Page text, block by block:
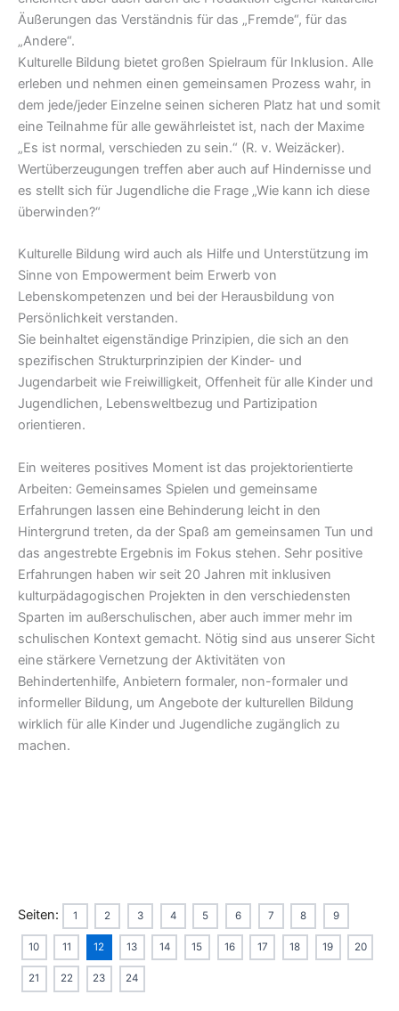
Äußerungen das Verständnis für das „Fremde“, für das
„Andere“.
Kulturelle Bildung bietet großen Spielraum für Inklusion. Alle
erleben und nehmen einen gemeinsamen Prozess wahr, in
dem jede/jeder Einzelne seinen sicheren Platz hat und somit
eine Teilnahme für alle gewährleistet ist, nach der Maxime
„Es ist normal, verschieden zu sein.“ (R. v. Weizäcker).
Wertüberzeugungen treffen aber auch auf Hindernisse und
es stellt sich für Jugendliche die Frage „Wie kann ich diese
überwinden?“
Kulturelle Bildung wird auch als Hilfe und Unterstützung im
Sinne von Empowerment beim Erwerb von
Lebenskompetenzen und bei der Herausbildung von
Persönlichkeit verstanden.
Sie beinhaltet eigenständige Prinzipien, die sich an den
spezifischen Strukturprinzipien der Kinder- und
Jugendarbeit wie Freiwilligkeit, Offenheit für alle Kinder und
Jugendlichen, Lebensweltbezug und Partizipation
orientieren.
Ein weiteres positives Moment ist das projektorientierte
Arbeiten: Gemeinsames Spielen und gemeinsame
Erfahrungen lassen eine Behinderung leicht in den
Hintergrund treten, da der Spaß am gemeinsamen Tun und
das angestrebte Ergebnis im Fokus stehen. Sehr positive
Erfahrungen haben wir seit 20 Jahren mit inklusiven
kulturpädagogischen Projekten in den verschiedensten
Sparten im außerschulischen, aber auch immer mehr im
schulischen Kontext gemacht. Nötig sind aus unserer Sicht
eine stärkere Vernetzung der Aktivitäten von
Behindertenhilfe, Anbietern formaler, non-formaler und
informeller Bildung, um Angebote der kulturellen Bildung
wirklich für alle Kinder und Jugendliche zugänglich zu
machen.
Seiten: 1 2 3 4 5 6 7 8 9
10 11 12 13 14 15 16 17 18 19 20
21 22 23 24